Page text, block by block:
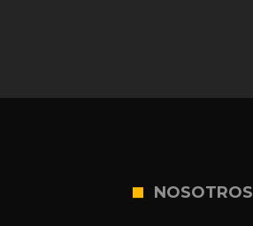
NOSOTROS